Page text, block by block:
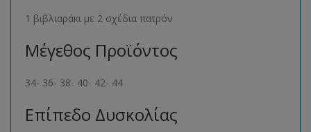
1 βιβλιαράκι με 2 σχέδια πατρόν
Μέγεθος Προϊόντος
34- 36- 38- 40- 42- 44
Επίπεδο Δυσκολίας